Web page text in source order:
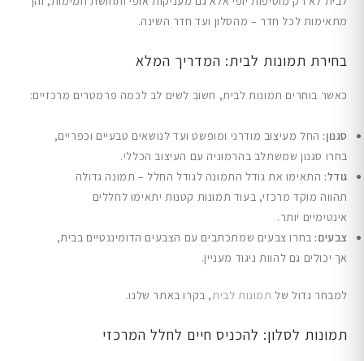
מתאימות לכל חדר – מהסלון ועד חדר השינה.
בחירת תמונות לבית: המדריך המלא
כאשר בוחרים תמונות לבית, חשוב לשים לב לכמה פרמטרים מרכזיים:
סגנון: החל מעיצוב מודרני ומופשט ועד לנושאים טבעיים וכפריים,
בחרו סגנון שמשתלב בהרמוניה עם העיצוב הכללי.
גודל: התאימו את גודל התמונה לגודל החלל – תמונה גדולה
תהווה מוקד מרכזי, בעוד תמונות קטנות יתאימו לחללים
אינטימיים יותר.
צבעים: בחרו צבעים שמתכתבים עם הצבעים הדומיננטיים בבית,
אך יכולים גם להוות ניגוד מעניין.
למבחר גדול של תמונות לבית, בקרו באתר שלנו.
תמונות לסלון: להכניס חיים לחלל המרכזי